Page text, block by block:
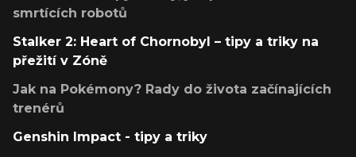
smrtících robotů
Stalker 2: Heart of Chornobyl – tipy a triky na
přežití v Zóně
Jak na Pokémony? Rady do života začínajících
trenérů
Genshin Impact - tipy a triky